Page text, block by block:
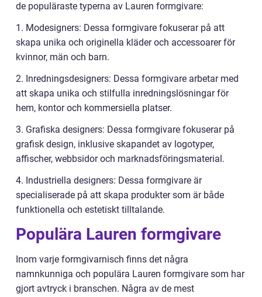
de populäraste typerna av Lauren formgivare:
1. Modesigners: Dessa formgivare fokuserar på att
skapa unika och originella kläder och accessoarer för
kvinnor, män och barn.
2. Inredningsdesigners: Dessa formgivare arbetar med
att skapa unika och stilfulla inredningslösningar för
hem, kontor och kommersiella platser.
3. Grafiska designers: Dessa formgivare fokuserar på
grafisk design, inklusive skapandet av logotyper,
affischer, webbsidor och marknadsföringsmaterial.
4. Industriella designers: Dessa formgivare är
specialiserade på att skapa produkter som är både
funktionella och estetiskt tilltalande.
Populära Lauren formgivare
Inom varje formgivarnisch finns det några
namnkunniga och populära Lauren formgivare som har
gjort avtryck i branschen. Några av de mest